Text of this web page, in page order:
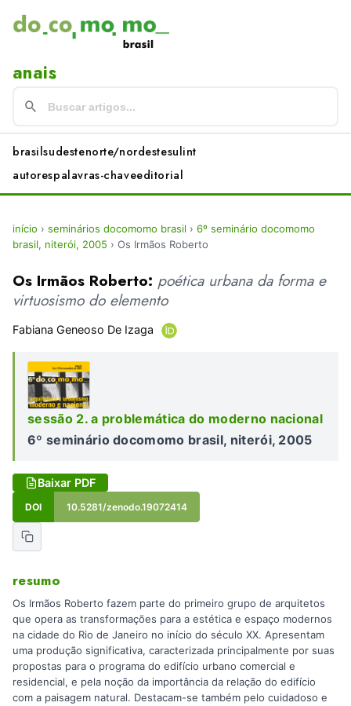
anais
brasilsudestenorte/nordestesulint
autorespalavras-chaveeditorial
início › seminários docomomo brasil › 6º seminário docomomo
brasil, niterói, 2005 › Os Irmãos Roberto
Os Irmãos Roberto: poética urbana da forma e
virtuosismo do elemento
Fabiana Geneoso De Izaga
sessão 2. a problemática do moderno nacional
6º seminário docomomo brasil, niterói, 2005
Baixar PDF
DOI 10.5281/zenodo.19072414
resumo
Os Irmãos Roberto fazem parte do primeiro grupo de arquitetos
que opera as transformações para a estética e espaço modernos
na cidade do Rio de Janeiro no início do século XX. Apresentam
uma produção significativa, caracterizada principalmente por suas
propostas para o programa do edifício urbano comercial e
residencial, e pela noção da importância da relação do edifício
com a paisagem natural. Destacam-se também pelo cuidadoso e